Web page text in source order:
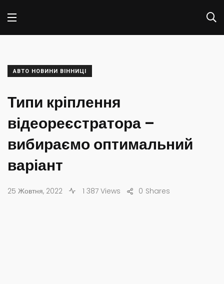
АВТО НОВИНИ ВІННИЦІ
Типи кріплення
відеореєстратора –
вибираємо оптимальний
варіант
25 Жовтня, 2022 1 387 Views Shares
0